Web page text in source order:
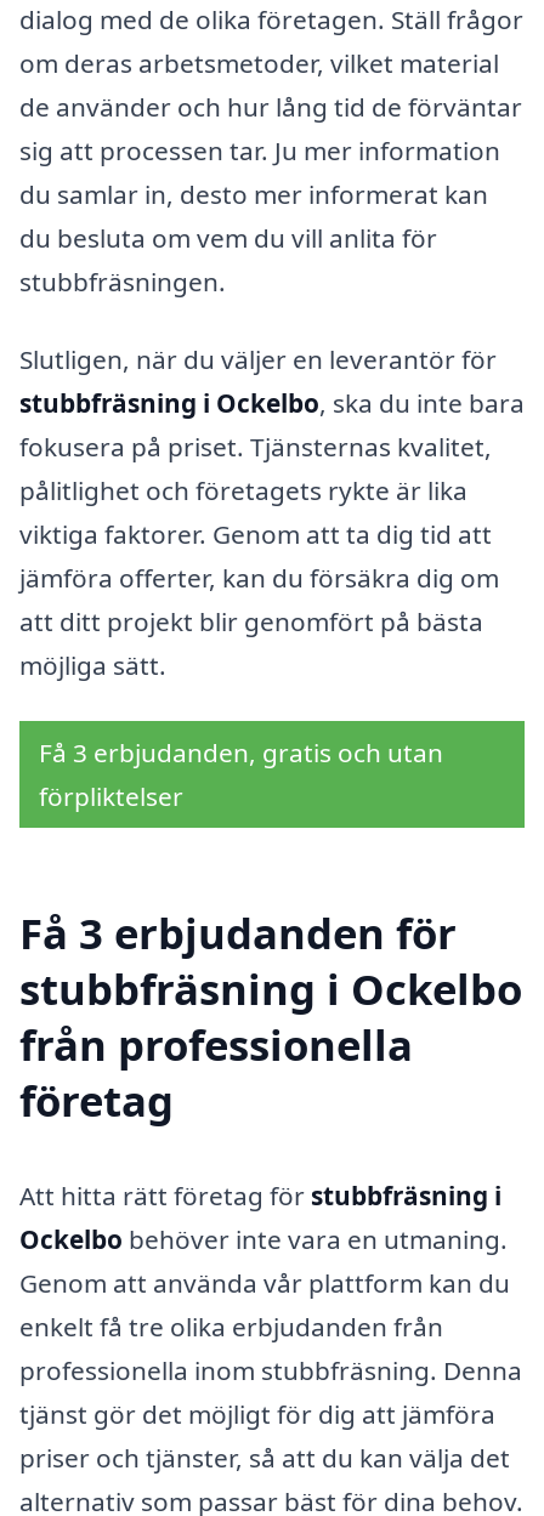
dialog med de olika företagen. Ställ frågor
om deras arbetsmetoder, vilket material
de använder och hur lång tid de förväntar
sig att processen tar. Ju mer information
du samlar in, desto mer informerat kan
du besluta om vem du vill anlita för
stubbfräsningen.
Slutligen, när du väljer en leverantör för
stubbfräsning i Ockelbo, ska du inte bara
fokusera på priset. Tjänsternas kvalitet,
pålitlighet och företagets rykte är lika
viktiga faktorer. Genom att ta dig tid att
jämföra offerter, kan du försäkra dig om
att ditt projekt blir genomfört på bästa
möjliga sätt.
Få 3 erbjudanden, gratis och utan
förpliktelser
Få 3 erbjudanden för
stubbfräsning i Ockelbo
från professionella
företag
Att hitta rätt företag för stubbfräsning i
Ockelbo behöver inte vara en utmaning.
Genom att använda vår plattform kan du
enkelt få tre olika erbjudanden från
professionella inom stubbfräsning. Denna
tjänst gör det möjligt för dig att jämföra
priser och tjänster, så att du kan välja det
alternativ som passar bäst för dina behov.